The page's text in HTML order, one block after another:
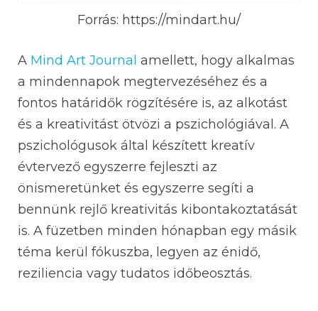
Forrás: https://mindart.hu/
A Mind Art Journal amellett, hogy alkalmas
a mindennapok megtervezéséhez és a
fontos határidők rögzítésére is, az alkotást
és a kreativitást ötvözi a pszichológiával. A
pszichológusok által készített kreatív
évtervező egyszerre fejleszti az
önismeretünket és egyszerre segíti a
bennünk rejlő kreativitás kibontakoztatását
is. A füzetben minden hónapban egy másik
téma kerül fókuszba, legyen az énidő,
reziliencia vagy tudatos időbeosztás.